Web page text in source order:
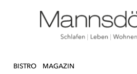
zum
BISTRO MAGAZIN